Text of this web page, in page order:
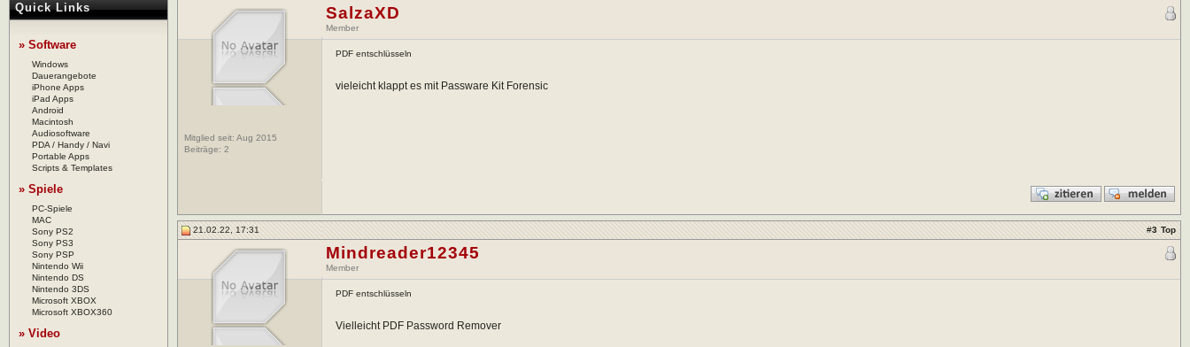
Quick Links
» Software
Windows
Dauerangebote
iPhone Apps
iPad Apps
Android
Macintosh
Audiosoftware
PDA / Handy / Navi
Portable Apps
Scripts & Templates
» Spiele
PC-Spiele
MAC
Sony PS2
Sony PS3
Sony PSP
Nintendo Wii
Nintendo DS
Nintendo 3DS
Microsoft XBOX
Microsoft XBOX360
» Video
Mitglied seit: Aug 2015
Beiträge: 2
SalzaXD
Member
PDF entschlüsseln
vieleicht klappt es mit Passware Kit Forensic
21.02.22, 17:31 #3 Top
Mindreader12345
Member
PDF entschlüsseln
Vielleicht PDF Password Remover